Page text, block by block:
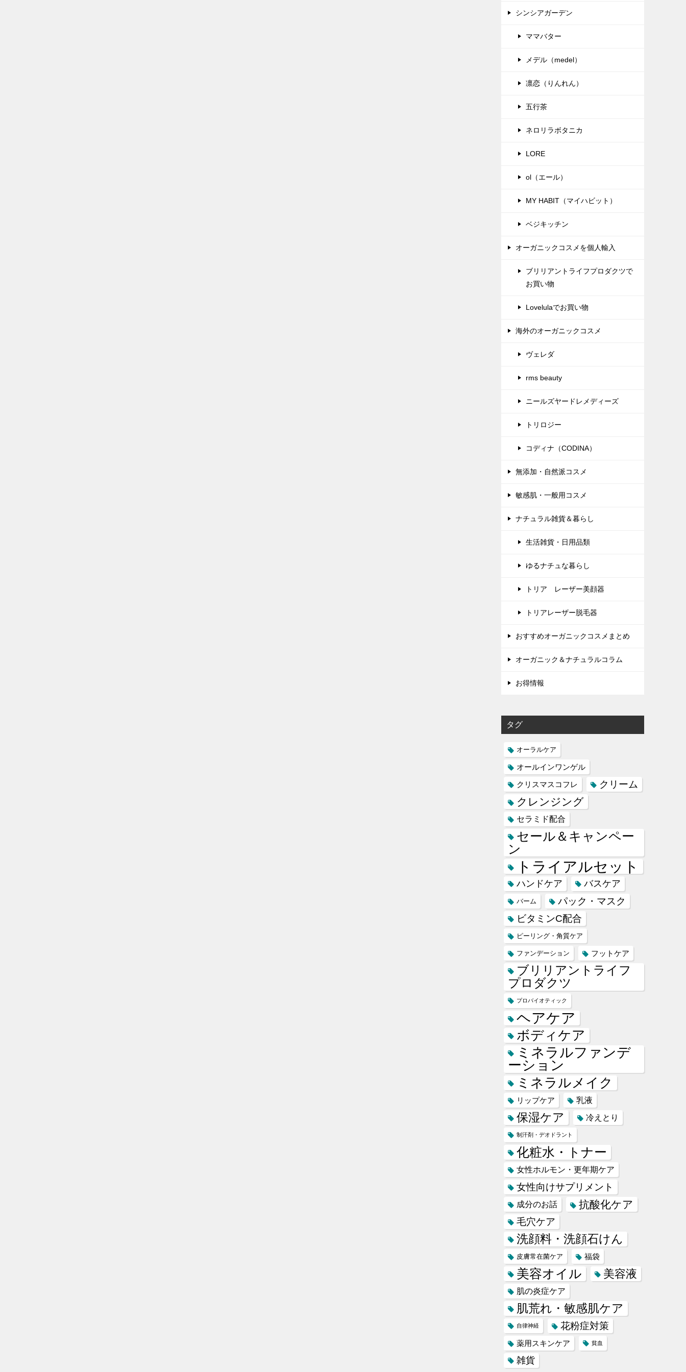
シンシアガーデン
ママバター
メデル（medel）
凛恋（りんれん）
五行茶
ネロリラボタニカ
LORE
ol（エール）
MY HABIT（マイハビット）
ベジキッチン
オーガニックコスメを個人輸入
ブリリアントライフプロダクツで
お買い物
Lovelulaでお買い物
海外のオーガニックコスメ
ヴェレダ
rms beauty
ニールズヤードレメディーズ
トリロジー
コディナ（CODINA）
無添加・自然派コスメ
敏感肌・一般用コスメ
ナチュラル雑貨＆暮らし
生活雑貨・日用品類
ゆるナチュな暮らし
トリア レーザー美顔器
トリアレーザー脱毛器
おすすめオーガニックコスメまとめ
オーガニック＆ナチュラルコラム
お得情報
タグ
オーラルケア
オールインワンゲル
クリスマスコフレ
クリーム
クレンジング
セラミド配合
セール＆キャンペー
ン
トライアルセット
ハンドケア バスケア
バーム
パック・マスク
ビタミンC配合
ピーリング・角質ケア
ファンデーション フットケア
ブリリアントライフ
プロダクツ
プロバイオティック
ヘアケア
ボディケア
ミネラルファンデ
ーション
ミネラルメイク
リップケア 乳液
保湿ケア 冷えとり
制汗剤・デオドラント
化粧水・トナー
女性ホルモン・更年期ケア
女性向けサプリメント
成分のお話 抗酸化ケア
毛穴ケア
洗顔料・洗顔石けん
皮膚常在菌ケア 福袋
美容オイル 美容液
肌の炎症ケア
肌荒れ・敏感肌ケア
自律神経 花粉症対策
薬用スキンケア 貧血
雑貨